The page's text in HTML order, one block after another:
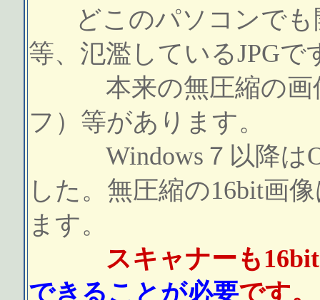
どこのパソコンで
等、氾濫しているJPGで
本来の無圧縮の画像
フ）等があります。
Windows７以降は
した。無圧縮の16bit画
ます。
スキャナーも
できることが必要です。